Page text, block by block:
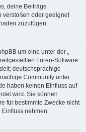
deine Beiträge
verstoßen oder geeignet
zuzufügen.
um eine unter der „
Foren-Software
deutschsprachige
Community unter
haben keinen Einfluss auf
wird. Sie können
für bestimmte Zwecke nicht
Einfluss nehmen.